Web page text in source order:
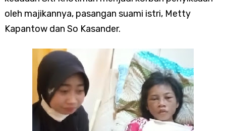
oleh majikannya, pasangan suami istri, Metty
Kapantow dan So Kasander.